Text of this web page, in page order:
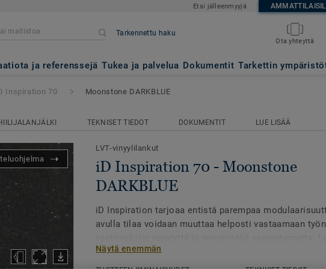
Etsi jälleenmyyjä
Tarkennettu haku
Ota yhteyttä
ja referenssejä Tukea ja palvelua Dokumentit Tarkettin
Moonstone DARKBLUE
Inspiration 70 Moonstone DARKBLUE
TEKNISET TIEDOT DOKUMENTIT LUE LISÄÄ
LVT-vinyylilankut
iD Inspiration 70 - Moonstone
DARKBLUE
iD Inspiration tarjoaa entistä parempaa
avulla tilaa voidaan muuttaa helposti vastaamaan
peräisin olevat värit ja teemat heräävät eloon
digitaalisen painatuksen ansiosta. Ne antavat
Näytä enemmän